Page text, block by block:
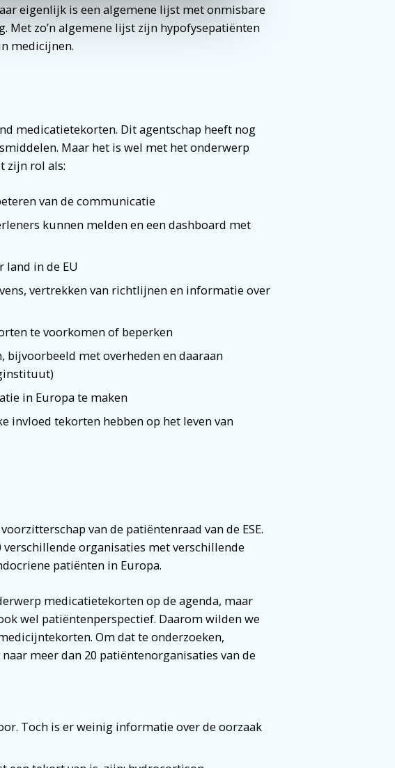
eigenlijk is een algemene lijst met onmisbare
Met zo’n algemene lijst zijn hypofysepatiënten
medicijnen.
medicatietekorten. Dit agentschap heeft nog
Maar het is wel met het onderwerp
zijn rol als:
van de communicatie
kunnen melden en een dashboard met
land in de EU
vertrekken van richtlijnen en informatie over
te voorkomen of beperken
bijvoorbeeld met overheden en daaraan
in Europa te maken
invloed tekorten hebben op het leven van
van de patiëntenraad van de ESE.
organisaties met verschillende
patiënten in Europa.
medicatietekorten op de agenda, maar
wel patiëntenperspectief. Daarom wilden we
Om dat te onderzoeken,
meer dan 20 patiëntenorganisaties van de
Toch is er weinig informatie over de oorzaak